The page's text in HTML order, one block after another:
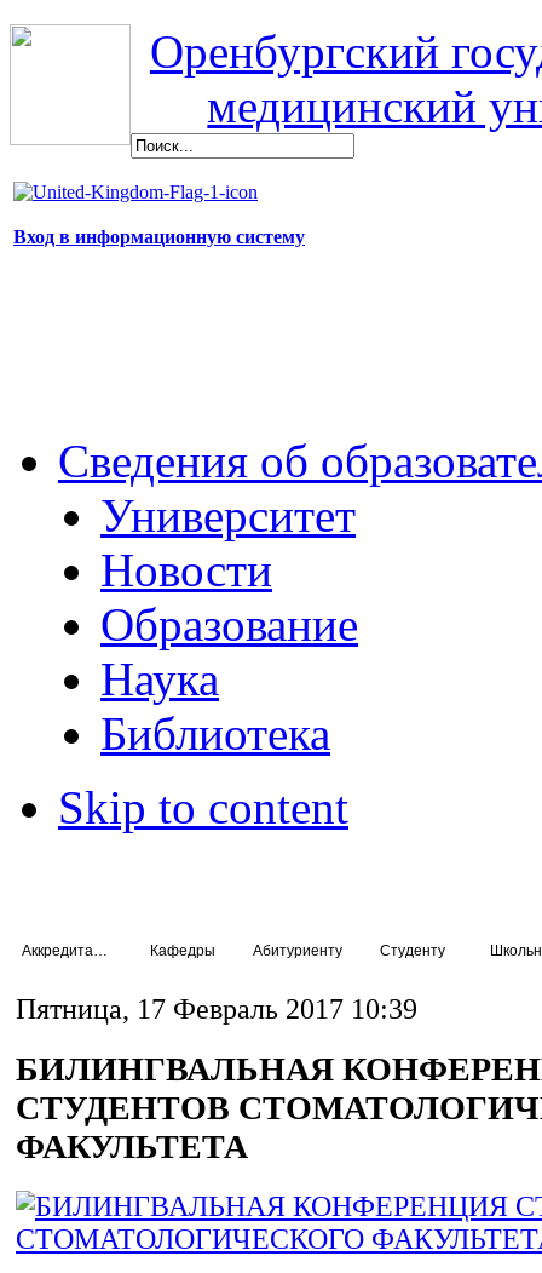
Оренбургский
медицинский
Вход в информационную систему
Сведения об
Университет
Новости
Образование
Наука
Библиотека
Skip to content
Кафедры Абитуриенту Студенту
Пятница, 17 Февраль 2017 10:39
БИЛИНГВАЛЬНАЯ
СТУДЕНТОВ
ФАКУЛЬТЕТА